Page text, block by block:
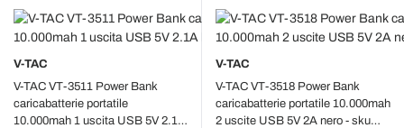
V-TAC
V-TAC VT-3511 Power Bank
caricabatterie portatile
10.000mah 1 uscita USB 5V 2.1A
V-TAC
V-TAC VT-3518 Power Bank
caricabatterie portatile 10.000mah
2 uscite USB 5V 2A nero - sku